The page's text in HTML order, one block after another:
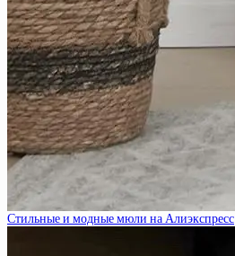
Стильные и модные мюли на Алиэкспресс